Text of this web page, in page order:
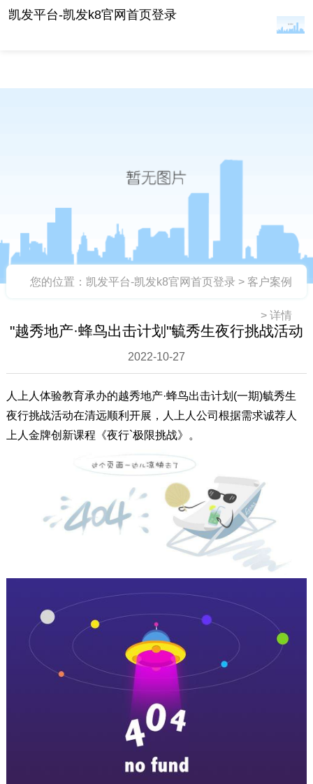
"越秀地产·蜂鸟出击计划"毓秀生夜行挑战活动 -凯
凯发平台-凯发k8官网首页登录
您的位置： 凯发平台-凯发k8官网首页登录 > 客户案例
> 详情
"越秀地产·蜂鸟出击计划"毓秀生夜行挑战活动
2022-10-27
人上人体验教育承办的越秀地产·蜂鸟出击计划(一期)毓秀生
夜行挑战活动在清远顺利开展，人上人公司根据需求诚荐人
上人金牌创新课程《夜行`极限挑战》。